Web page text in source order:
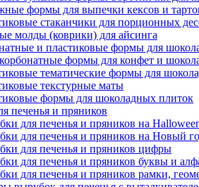
формы для выпечки кексов и
стаканчики для порционных
молды (коврики) для айсинга
и пластиковые формы для
формы для конфет и
тематические формы для
текстурные маты
формы для шоколадных плиток
печенья и пряников
для печенья и пряников на
для печенья и пряников на Новый
для печенья и пряников цифры
для печенья и пряников буквы и
для печенья и пряников рамки,